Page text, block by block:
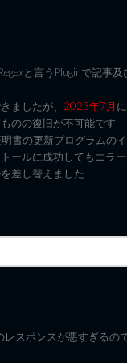
と言うPluginで記事
ましたが、 2023年7月
のの復旧が不可能です
書の更新プログラムの
ールに成功してもエラ
差し替えました
レスポンスが悪すぎるの